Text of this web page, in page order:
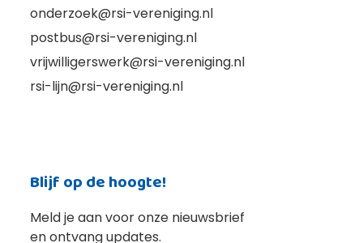
onderzoek@rsi-vereniging.nl
postbus@rsi-vereniging.nl
vrijwilligerswerk@rsi-vereniging.nl
rsi-lijn@rsi-vereniging.nl
Blijf op de hoogte!
Meld je aan voor onze nieuwsbrief
en ontvang updates.